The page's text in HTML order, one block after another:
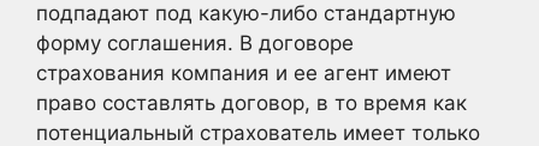
подпадают под какую-либо стандартную
форму соглашения. В договоре
страхования компания и ее агент имеют
право составлять договор, в то время как
потенциальный страхователь имеет только